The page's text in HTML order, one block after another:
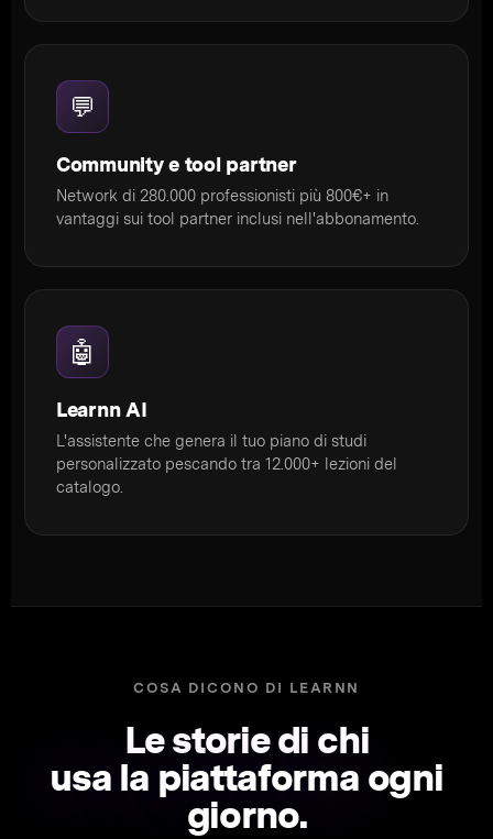
💬
Community e tool partner
Network di 280.000 professionisti più 800€+ in
vantaggi sui tool partner inclusi nell'abbonamento.
🤖
Learnn AI
L'assistente che genera il tuo piano di studi
personalizzato pescando tra 12.000+ lezioni del
catalogo.
COSA DICONO DI LEARNN
Le storie di chi
usa la piattaforma ogni
giorno.